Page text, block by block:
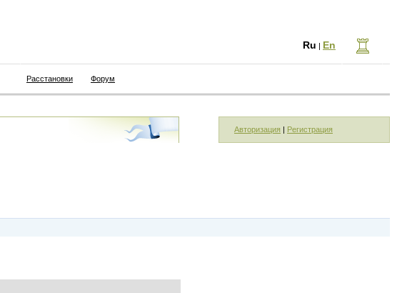
Ru | En
Расстановки Форум
Авторизация | Регистрация